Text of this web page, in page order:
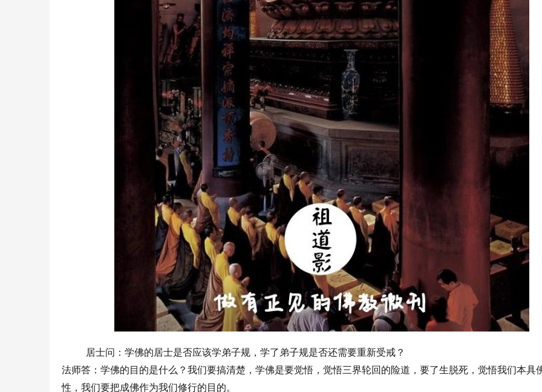
居士问：学佛的居士是否应该学弟子规，学了弟子规是否还需要重新受戒？
法师答：学佛的目的是什么？我们要搞清楚，学佛是要觉悟，觉悟三界轮回的险道，要了生脱死，觉悟我们本具
性，我们要把成佛作为我们修行的目的。